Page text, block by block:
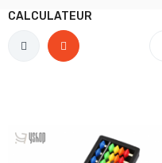
CALCULATEUR